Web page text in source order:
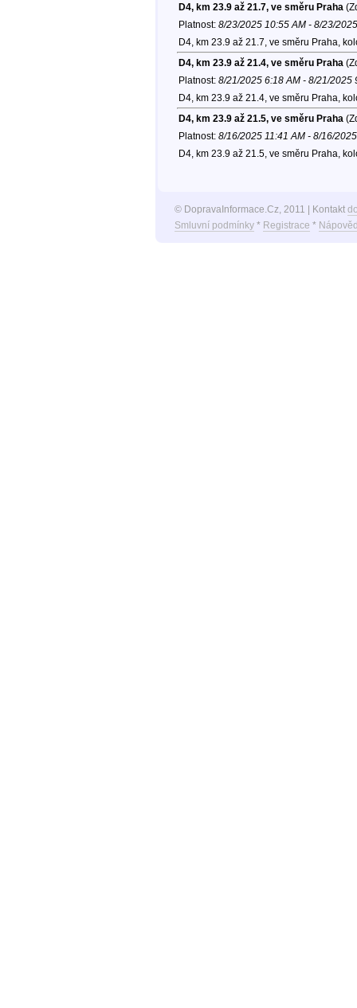
D4, km 23.9 až 21.7, ve směru Praha
Platnost: 8/23/2025 10:55 AM - 8/23/
D4, km 23.9 až 21.7, ve směru Praha,
D4, km 23.9 až 21.4, ve směru Praha
Platnost: 8/21/2025 6:18 AM - 8/21/2025
D4, km 23.9 až 21.4, ve směru Praha,
D4, km 23.9 až 21.5, ve směru Praha
Platnost: 8/16/2025 11:41 AM - 8/16/
D4, km 23.9 až 21.5, ve směru Praha,
© DopravaInformace.Cz, 2011 | Kontakt
Smluvní podmínky* Registrace *